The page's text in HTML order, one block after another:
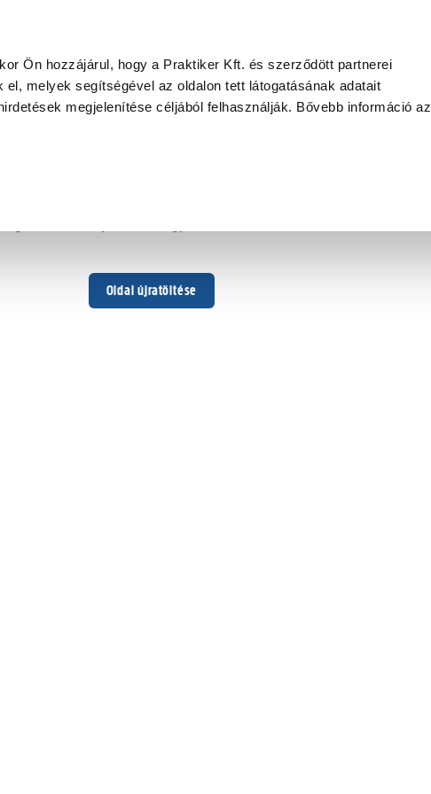
Ön hozzájárul, hogy a Praktiker Kft. és szerződött partnerei
melyek segítségével az oldalon tett látogatásának adatait
megjelenítése céljából felhasználják. Bővebb információ az
Oldal újratöltése